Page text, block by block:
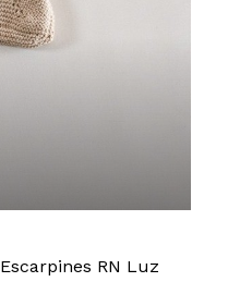
Escarpines RN Luz